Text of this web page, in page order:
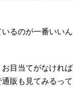
るのが一番いいん
目当てがなければ
販も見てみるって